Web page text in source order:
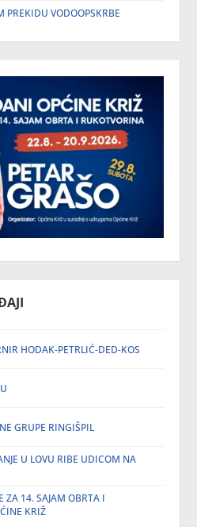
PREKIDU VODOOPSKRBE
HODAK-PETRLIĆ-DED-KOS
GRUPE RINGIŠPIL
U LOVU RIBE UDICOM NA
ZA 14. SAJAM OBRTA I
KRIŽ